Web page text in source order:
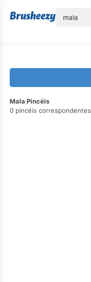
Mala Pincéis
0 pincéis correspondentes